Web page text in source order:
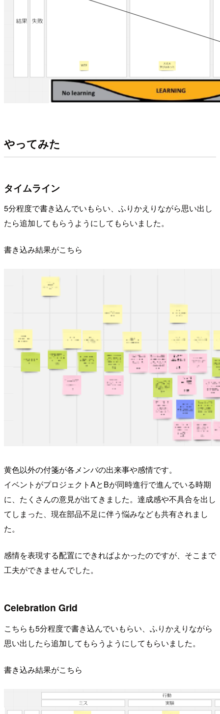
やってみた
タイムライン
5分程度で書き込んでいもらい、ふりかえりながら思い出し
たら追加してもらうようにしてもらいました。
書き込み結果がこちら
黄色以外の付箋が各メンバの出来事や感情です。
イベントがプロジェクトAとBが同時進行で進んでいる時期
に、たくさんの意見が出てきました。達成感や不具合を出し
てしまった、現在部品不足に伴う悩みなども共有されまし
た。
感情を表現する配置にできればよかったのですが、そこまで
工夫ができませんでした。
Celebration Grid
こちらも5分程度で書き込んでいもらい、ふりかえりながら
思い出したら追加してもらうようにしてもらいました。
書き込み結果がこちら